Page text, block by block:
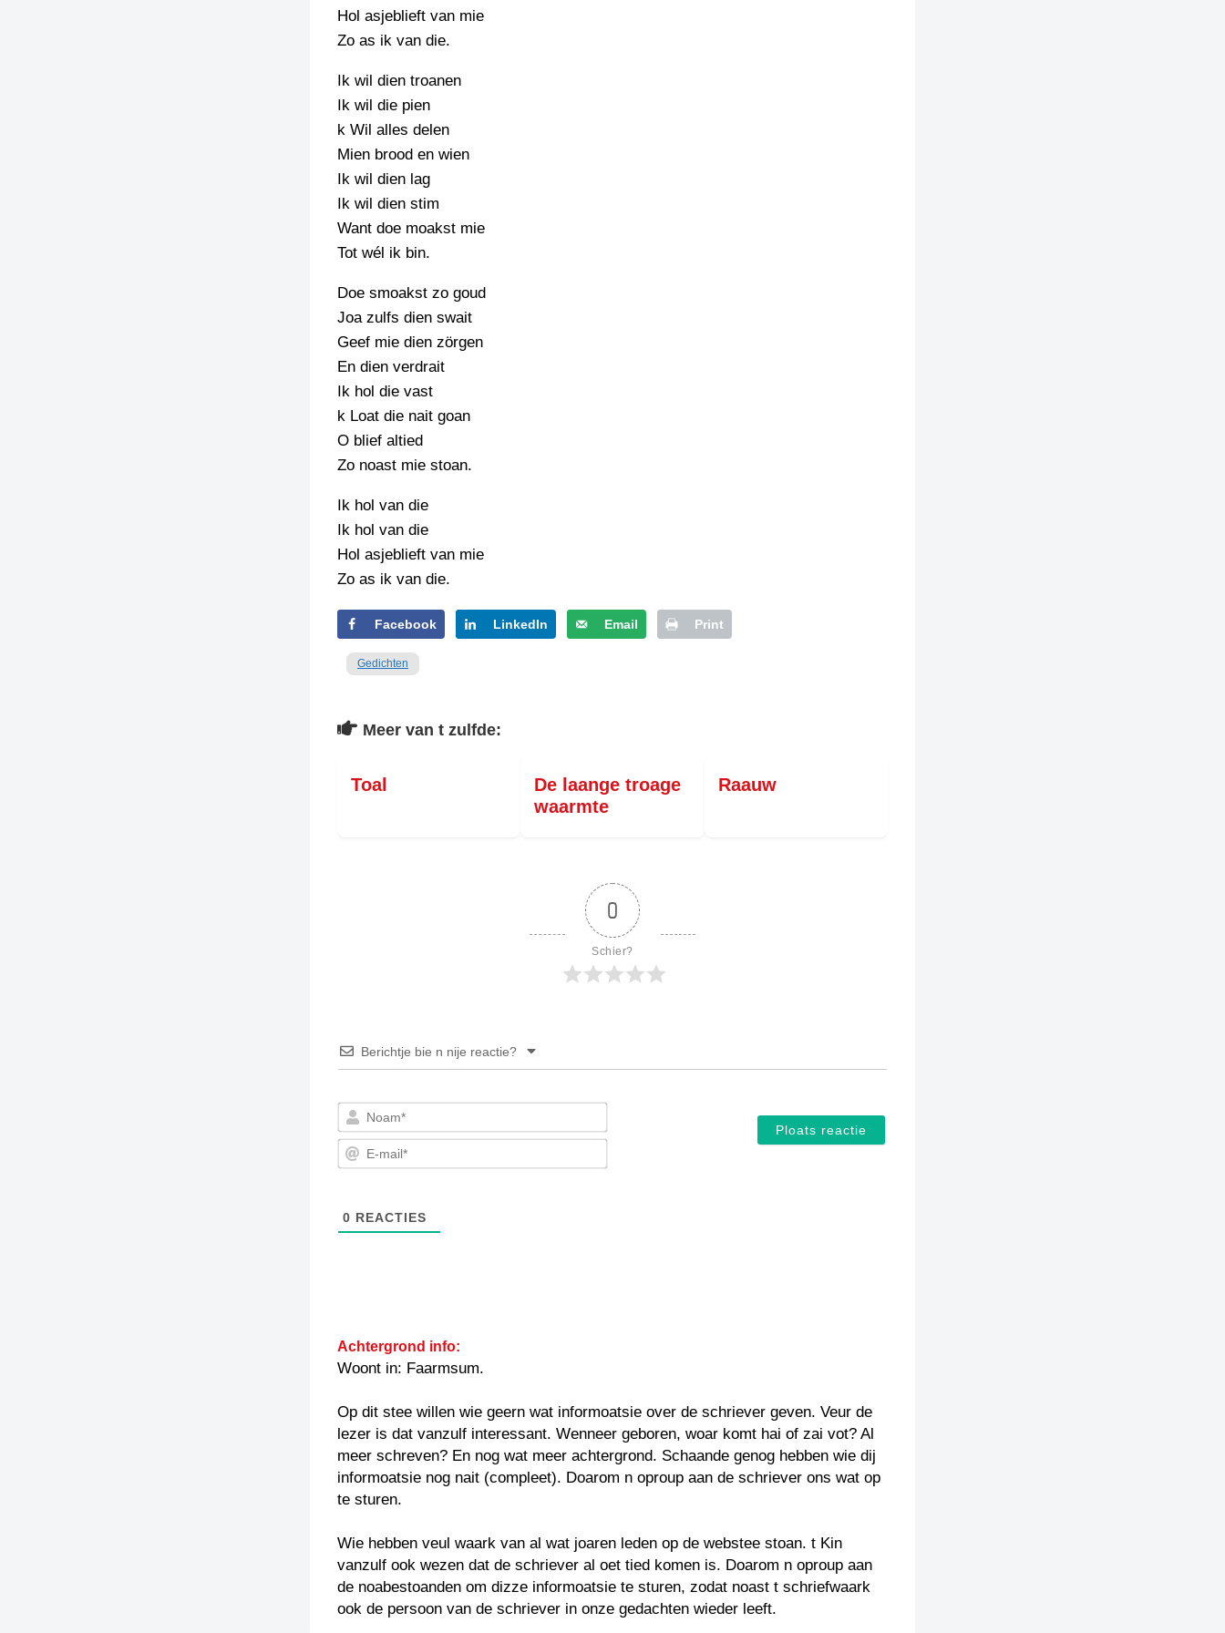
TIEDSCHRIFT
TENEEL
VERHOALEN
Hol asjeblieft van mie
Zo as ik van die.
Ik wil dien troanen
Ik wil die pien
k Wil alles delen
Mien brood en wien
Ik wil dien lag
Ik wil dien stim
Want doe moakst mie
Tot wél ik bin.
Doe smoakst zo goud
Joa zulfs dien swait
Geef mie dien zörgen
En dien verdrait
Ik hol die vast
k Loat die nait goan
O blief altied
Zo noast mie stoan.
Ik hol van die
Ik hol van die
Hol asjeblieft van mie
Zo as ik van die.
Facebook LinkedIn Email Print
Gedichten
Meer van t zulfde:
Toal
De laange troage
waarmte
Raauw
0
Schier?
Berichtje bie n nije reactie?
Noam*
E-
0 REACTIES
Achtergrond info:
Woont in: Faarmsum.
Op dit stee willen wie geern wat informoatsie over de schriever geven. Veur de
lezer is dat vanzulf interessant. Wenneer geboren, woar komt hai of zai vot? Al
meer schreven? En nog wat meer achtergrond. Schaande genog hebben wie dij
informoatsie nog nait (compleet). Doarom n oproup aan de schriever ons wat op
te sturen.
Wie hebben veul waark van al wat joaren leden op de webstee stoan. t Kin
vanzulf ook wezen dat de schriever al oet tied komen is. Doarom n oproup aan
de noabestoanden om dizze informoatsie te sturen, zodat noast t schriefwaark
ook de persoon van de schriever in onze gedachten wieder leeft.